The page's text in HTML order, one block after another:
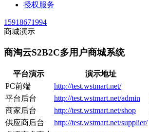
授权服务
15918671994
商城演示
商淘云S2B2C多用户商城系统
平台演示 演示地址
PC前端
http://test.wstmart.net/
平台后台
http://test.wstmart.net/admin
商家后台
http://test.wstmart.net/shop
供应商后台
http://test.wstmart.net/supplier/